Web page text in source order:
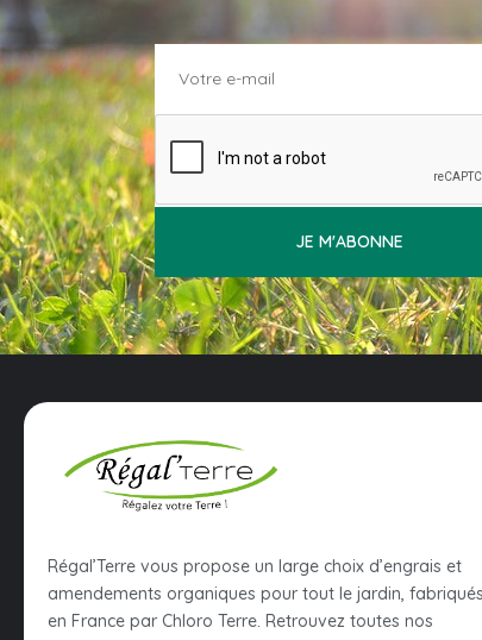
JE M'ABONNE
Régal’Terre vous propose un large choix d’engrais et
amendements organiques pour tout le jardin, fabriqués
en France par Chloro Terre. Retrouvez toutes nos